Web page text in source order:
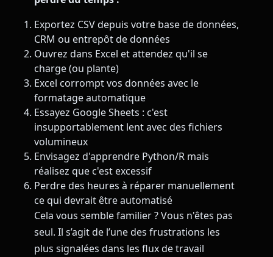
Exportez CSV depuis votre base de données,
CRM ou entrepôt de données
Ouvrez dans Excel et attendez qu'il se
charge (ou plante)
Excel corrompt vos données avec le
formatage automatique
Essayez Google Sheets : c'est
insupportablement lent avec des fichiers
volumineux
Envisagez d'apprendre Python/R mais
réalisez que c'est excessif
Perdre des heures à réparer manuellement
ce qui devrait être automatisé
Cela vous semble familier ? Vous n'êtes pas
seul. Il s’agit de l’une des frustrations les
plus signalées dans les flux de travail